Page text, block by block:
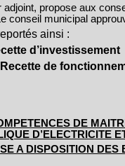
adjoint, propose aux
conseil municipal
ainsi :
d’investissement
de
DE
D’ELECTRICITE
A DISPOSITION DES